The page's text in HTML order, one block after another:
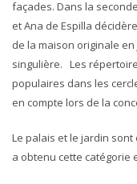
façades. Dans la
et Ana de Espilla
de la maison originale
singulière. Les
populaires dans les
en compte lors de la
Le palais et le jardin
a obtenu cette catégorie